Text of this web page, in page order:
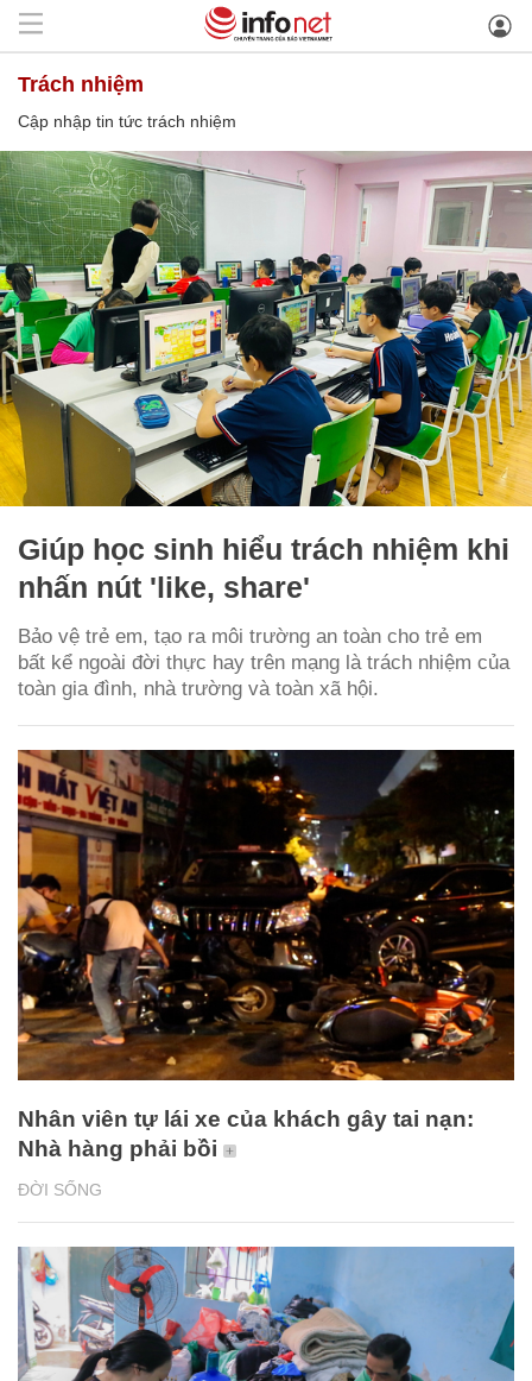
trách nhiệm
Cập nhập tin tức trách nhiệm
Giúp học sinh hiểu trách nhiệm khi
nhấn nút 'like, share'
Bảo vệ trẻ em, tạo ra môi trường an toàn cho trẻ em
bất kể ngoài đời thực hay trên mạng là trách nhiệm của
toàn gia đình, nhà trường và toàn xã hội.
ĐỜI SỐNG
Nhân viên tự lái xe của khách gây tai nạn:
Nhà hàng phải bồi